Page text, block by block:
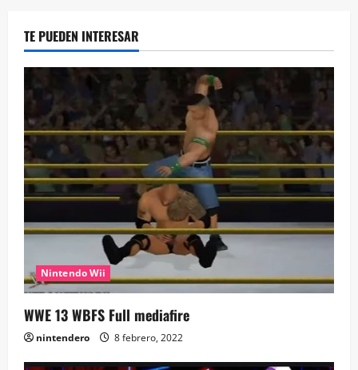
TE PUEDEN INTERESAR
Nintendo Wii
WWE 13 WBFS Full mediafire
nintendero 8 febrero, 2022